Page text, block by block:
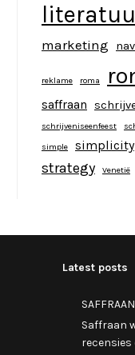
marketing
reklame roma
saffraan
schrijveniseenfeest
simple
simplicity
strategy Venetië
Latest posts
Saffraan
recensies